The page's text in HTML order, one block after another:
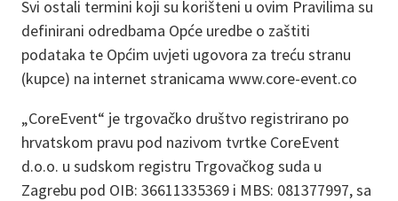
Svi ostali termini koji su korišteni u ovim Pravilima su
definirani odredbama Opće uredbe o zaštiti
podataka te Općim uvjeti ugovora za treću stranu
(kupce) na internet stranicama www.core-event.co
„CoreEvent“ je trgovačko društvo registrirano po
hrvatskom pravu pod nazivom tvrtke CoreEvent
d.o.o. u sudskom registru Trgovačkog suda u
Zagrebu pod OIB: 36611335369 i MBS: 081377997, sa